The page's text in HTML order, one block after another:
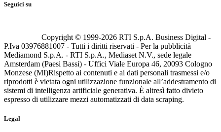
Seguici su
Copyright © 1999-2026 RTI S.p.A. Business Digital -
P.Iva 03976881007 - Tutti i diritti riservati - Per la pubblicità
Mediamond S.p.A. - RTI S.p.A., Mediaset N.V., sede legale
Amsterdam (Paesi Bassi) - Uffici Viale Europa 46, 20093 Cologno
Monzese (MI)Rispetto ai contenuti e ai dati personali trasmessi e/o
riprodotti è vietata ogni utilizzazione funzionale all’addestramento di
sistemi di intelligenza artificiale generativa. È altresì fatto divieto
espresso di utilizzare mezzi automatizzati di data scraping.
Legal